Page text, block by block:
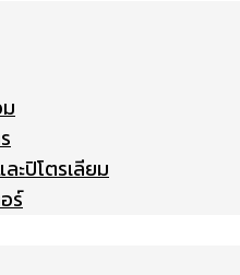
ะปิโตรเลียม
ร์